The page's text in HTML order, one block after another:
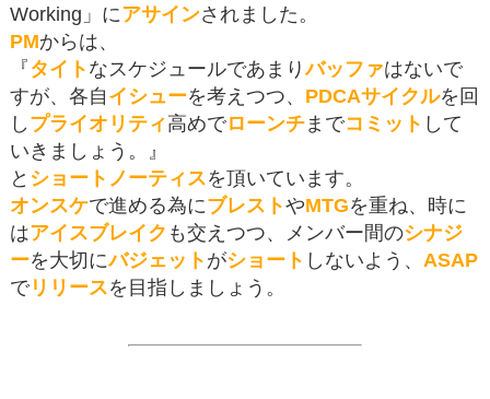
Working」にアサインされました。
PMからは、
『タイトなスケジュールであまりバッファはないで
すが、各自イシューを考えつつ、 PDCAサイクルを回
しプライオリティ高めでローンチまでコミット して
いきましょう。』
と ショートノーティスを頂いています。
オンスケで進める為にブレストやMTGを重ね、時に
はアイスブレイク も交えつつ、メンバー間のシナジ
ーを大切にバジェットがショート しないよう、 ASAP
でリリースを目指しましょう。